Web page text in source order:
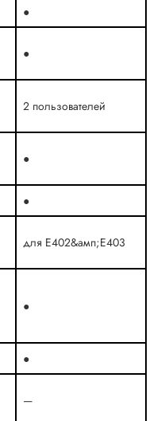
●
●
2 пользователей
●
●
для Е402&амп;E403
●
●
—